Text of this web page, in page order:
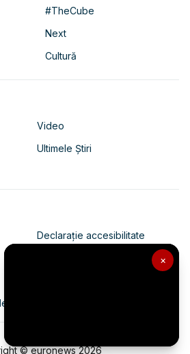
×
#TheCube
Next
Cultură
Video
Ultimele Știri
Declarație accesibilitate
Politica de confidențialitate
© euronews2026